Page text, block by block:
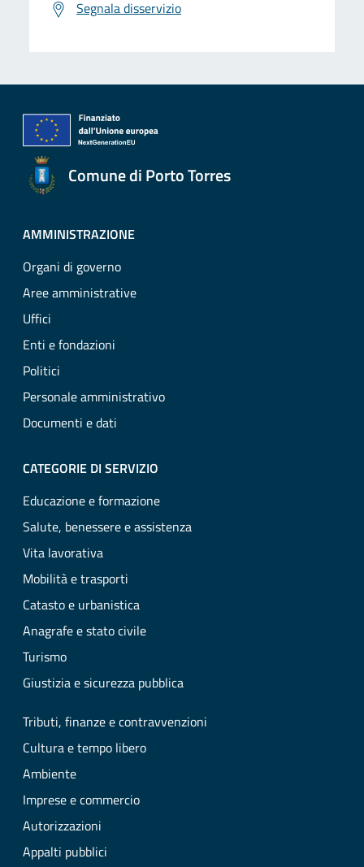
Segnala disservizio
Comune di Porto Torres
AMMINISTRAZIONE
Organi di governo
Aree amministrative
Uffici
Enti e fondazioni
Politici
Personale amministrativo
Documenti e dati
CATEGORIE DI SERVIZIO
Educazione e formazione
Salute, benessere e assistenza
Vita lavorativa
Mobilità e trasporti
Catasto e urbanistica
Anagrafe e stato civile
Turismo
Giustizia e sicurezza pubblica
Tributi, finanze e contravvenzioni
Cultura e tempo libero
Ambiente
Imprese e commercio
Autorizzazioni
Appalti pubblici